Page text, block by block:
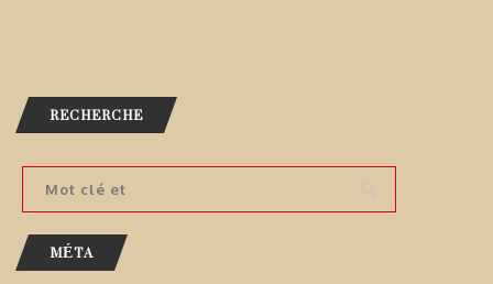
RECHERCHE
MÉTA